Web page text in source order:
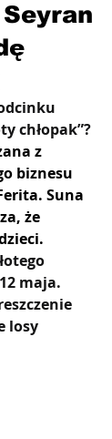
chłopak”?
z
biznesu
Suna
że
maja.
losy